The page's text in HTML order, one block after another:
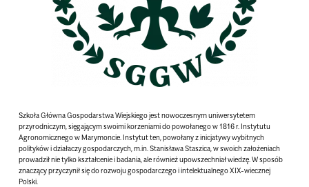
Szkoła Główna Gospodarstwa Wiejskiego jest nowoczesnym uniwersytetem
przyrodniczym, sięgającym swoimi korzeniami do powołanego w 1816 r. Instytutu
Agronomicznego w Marymoncie. Instytut ten, powołany z inicjatywy wybitnych
polityków i działaczy gospodarczych, m.in. Stanisława Staszica, w swoich założeniach
prowadził nie tylko kształcenie i badania, ale również upowszechniał wiedzę. W sposób
znaczący przyczynił się do rozwoju gospodarczego i intelektualnego XIX-wiecznej
Polski.